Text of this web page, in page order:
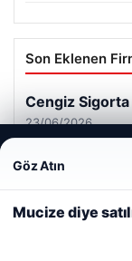
Son Eklenen
Cengiz Sigorta
23/06/2026
deneyiminizi
kullanıyoruz.Çerez
Reddet
Göz Atın
Mucize diye